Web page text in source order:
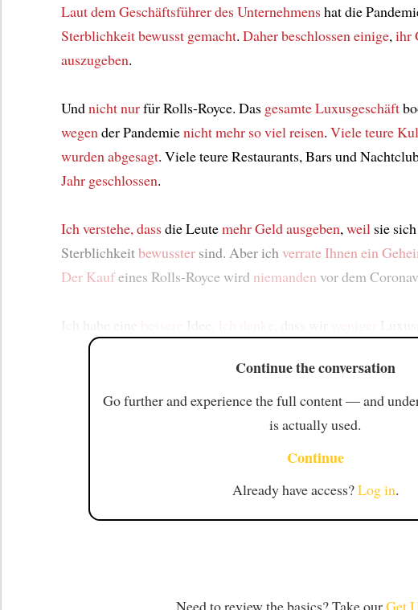
Laut dem Geschäftsführerdes Unternehmenshat die
Sterblichkeit bewusst gemacht. Daherbeschlossen einige, ihr
auszugeben.
Undnicht nurfür Rolls-Royce. Das gesamteLuxusgeschäft
wegen der Pandemienicht mehr so viel reisen. Viele teure
wurden abgesagt. Viele teure Restaurants, Bars und
Jahr geschlossen.
Ich verstehe, dassdie Leutemehr Geld ausgeben, weil sie sich
Sterblichkeitbewusster sind. Aber ich verrate Ihnen ein
Der Kaufeines Rolls-Royce wird niemanden vor dem
Continue the conversation
Go further and experience the full content — and
is actually used.
Continue
Already have access?Log in.